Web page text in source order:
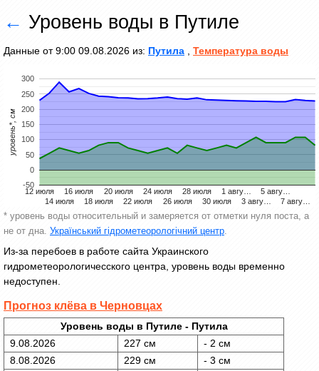
← Уровень воды в Путиле
Данные от 9:00 09.08.2026 из: Путила Температура воды
12 июля
14 июля
16 июля
18 июля
20 июля
22 июля
24 июля
26 июля
28 июля
30 июля
1 авгу…
3 авгу…
5 авгу…
7 авгу…
-50
0
50
100
150
200
250
300
уровень*, см
* уровень воды относительный и замеряется от отметки нуля поста, а
не от дна. Український гідрометеорологічний центр.
Из-за перебоев в работе сайта Украинского
гидрометеорологичесского центра, уровень воды временно
недоступен.
Прогноз клёва в Черновцах
Уровень воды в Путиле - Путила
9.08.2026
227 см
- 2 см
8.08.2026
229 см
- 3 см